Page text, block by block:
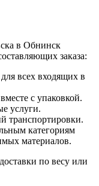
в Обнинск
заказа:
всех входящих в
с упаковкой.
услуги.
транспортировки.
категориям
материалов.
по весу или